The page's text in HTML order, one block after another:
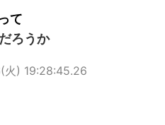
て
ろうか
) 19:28:45.26